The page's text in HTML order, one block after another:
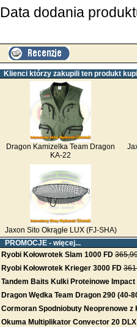
Data dodania
Klienci którzy zakupili ten produkt
Dragon Kamizelka Team Dragon
KA-22
Jaxon Sito Okrągłe LUX (FJ-SHA)
PROMOCJE - więcej...
Ryobi Kołowrotek Slam 1000 FD
Ryobi Kołowrotek Krieger 3000 FD
Tandem Baits Kulki Proteinowe
Dragon Wędka Team Dragon 290 (40-
Cormoran Spodniobuty Neoprenowe
Okuma Multiplikator Convector 20 DLX